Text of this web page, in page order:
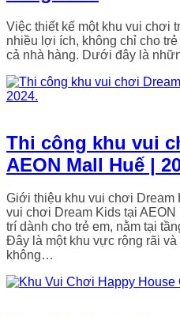
Việc thiết kế một khu vui chơi
nhiều lợi ích, không chỉ cho
cả nhà hàng. Dưới đây là
Thi công khu vui
AEON Mall Huế |
Giới thiệu khu vui chơi Dream
vui chơi Dream Kids tại
trí dành cho trẻ em, nằm tại
Đây là một khu vực rộng rãi
không…